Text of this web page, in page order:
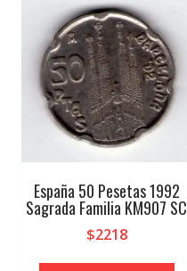
España 50 Pesetas 1992
Sagrada Familia KM907 SC
$2218